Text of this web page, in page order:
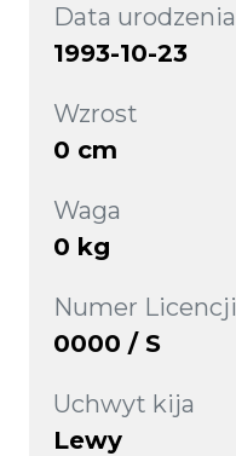
Data urodzenia
1993-10-23
Wzrost
0 cm
Waga
0 kg
Numer Licencji
0000 / S
Uchwyt kija
Lewy